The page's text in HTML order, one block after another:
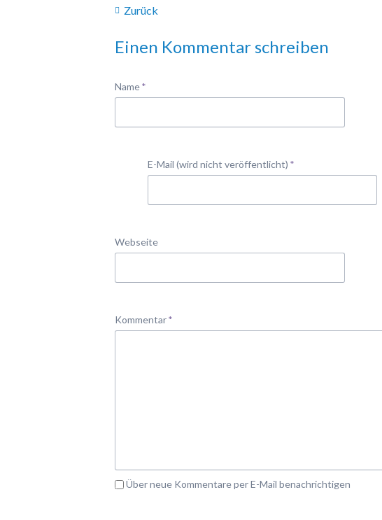
Zurück
Einen Kommentar schreiben
Pflichtfeld
Name*
Pflichtfeld
E-Mail (wird nicht veröffentlicht) *
Webseite
Pflichtfeld
Kommentar*
Über neue Kommentare per E-Mail benachrichtigen